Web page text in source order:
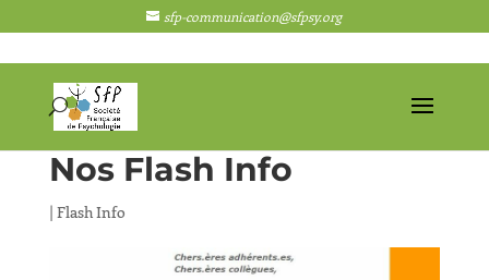
sfp-communication@sfpsy.org
Nos Flash Info
| Flash Info